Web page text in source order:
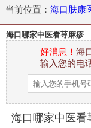
当前位置： 海口肤康
海口哪家中医看荨麻疹
好消息！ 海
输入您的电
海口哪家中医看